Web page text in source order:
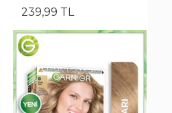
239,99 TL